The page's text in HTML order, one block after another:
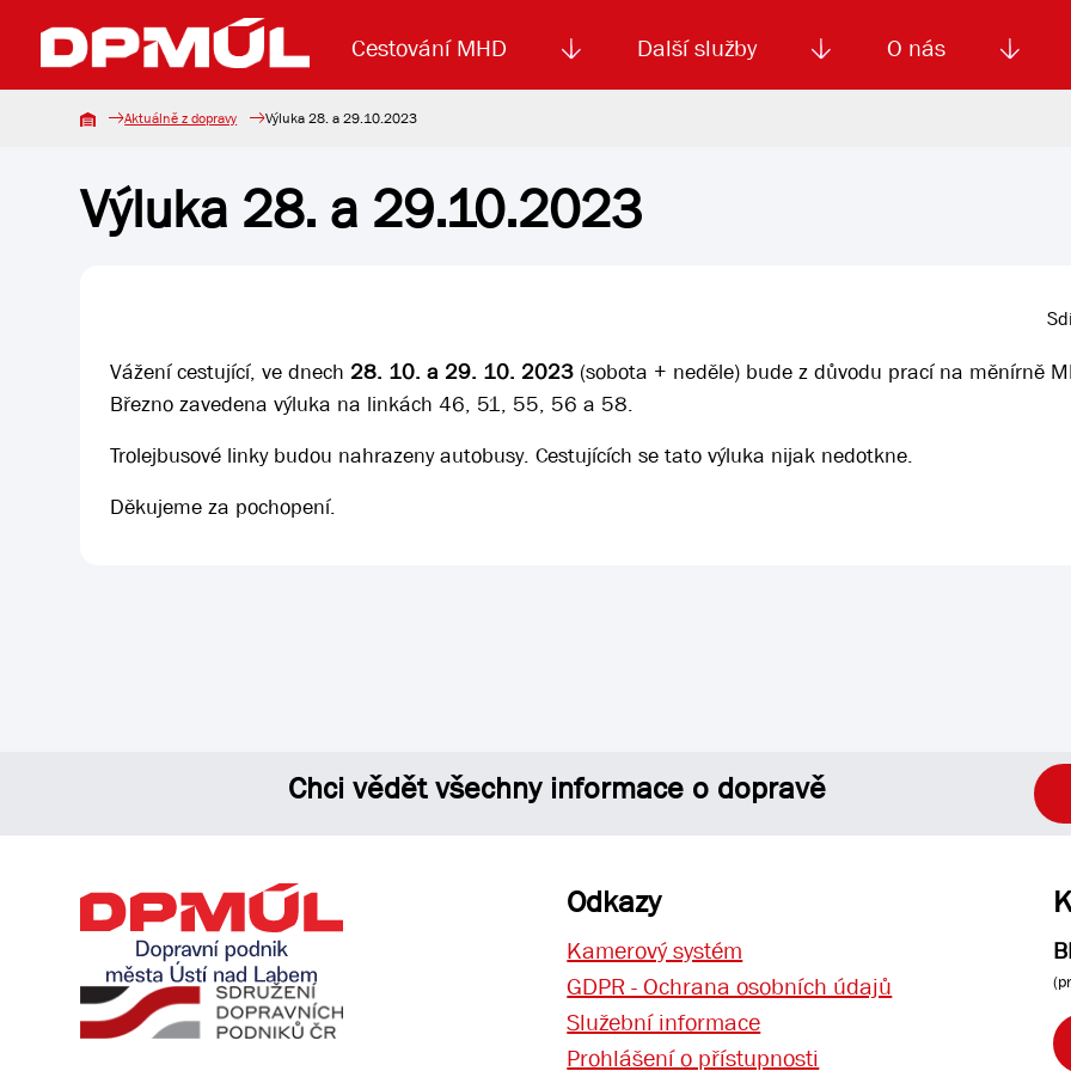
Cestování MHD
Uzavření mostu Dr. E. Beneše Koupit jízdenku Jízdné MHD
Další služby
Lanová dráha Reklama Smluvní doprava
O nás
Základní údaje Aktuality Výběrová řízení
Aktuálně z dopravy Výluka 28. a 29.10.2023
Výluka 28. a 29.10.2023
Vážení cestující, ve dnech 28. 10. a 29. 10. 2023 (sobota + neděle) bude z důvodu prací na měnírně
Březno zavedena výluka na linkách 46, 51, 55, 56 a 58.
Trolejbusové linky budou nahrazeny autobusy. Cestujících se tato výluka nijak nedotkne.
Děkujeme za pochopení.
Chci vědět všechny informace o dopravě
Odkazy
Kamerový systém
GDPR - Ochrana osobních údajů
Služební informace
Prohlášení o přístupnosti